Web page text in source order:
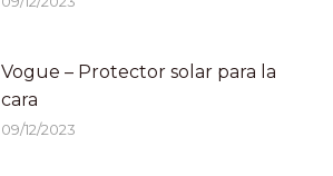
Vogue – Protector solar para la
cara
09/12/2023